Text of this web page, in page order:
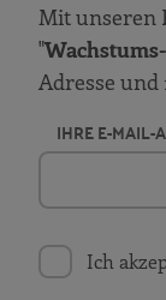
Mit unseren
"
Adresse und
IHRE E-MAIL-
Ich